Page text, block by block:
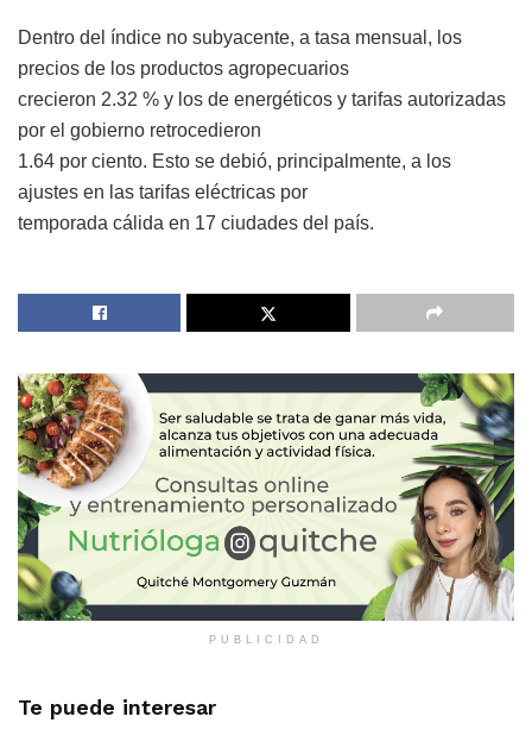
Dentro del índice no subyacente, a tasa mensual, los
precios de los productos agropecuarios
crecieron 2.32 % y los de energéticos y tarifas autorizadas
por el gobierno retrocedieron
1.64 por ciento. Esto se debió, principalmente, a los
ajustes en las tarifas eléctricas por
temporada cálida en 17 ciudades del país.
PUBLICIDAD
Te puede interesar